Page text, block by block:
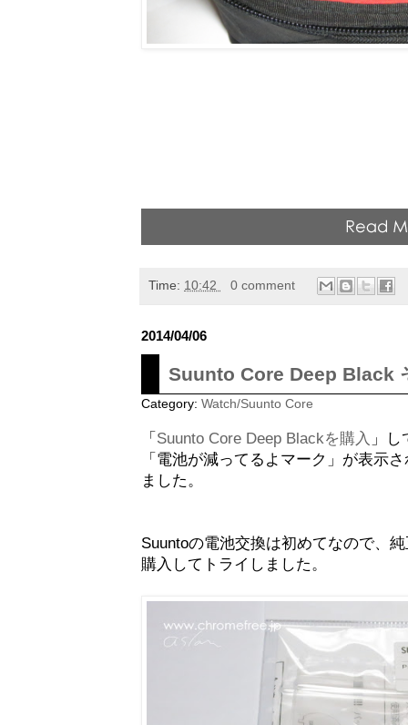
Time: 10:42 0 comment
2014/04/06
Suunto Core Deep Black
Category: Watch/Suunto Core
「 Suunto Core Deep Blackを購入 」
「電池が減ってるよマーク」が表示
ました。
Suuntoの電池交換は初めてなので、
購入してトライしました。